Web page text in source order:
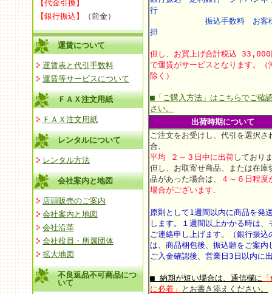
【代金引換】
【銀行振込】
（前金）
運賃について
運賃表と代引手数料
運賃等サービスについて
ＦＡＸ注文用紙
ＦＡＸ注文用紙
レンタルについて
レンタル方法
会社案内と地図
店頭販売のご案内
会社案内と地図
会社沿革
会社役員・所属団体
拡大地図
不良返品不可商品につ
いて
行
振込手数料 お客様
担
但し、お買上げ合計税込 33,000
で運賃がサービスとなります。（
除く）
■「ご購入方法」はこちらでご確
さい。
出荷時期について
ご注文をお受けし、代引を選択さ
合、
平均 ２～３日中に出荷しており
但し、お取寄せ商品、または在庫
品があった場合は、
４～６日程度
場合がございます
原則として1週間以内に商品を発
します。
１週間以上かかる時は、
ご連絡申し上げます。
（銀行振込
は、商品梱包後、振込願をご案内
ご入金確認後、営業日3日以内に
■ 納期が短い場合は、通信欄に
に必着」 とお書き添えください。